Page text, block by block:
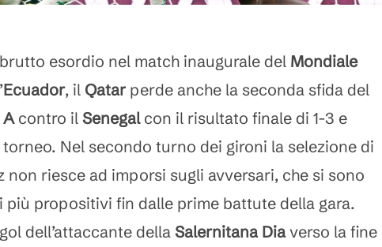
esordio nel match inaugurale del Mondiale
Ecuador, il Qatarperde anche la seconda sfida del
contro il Senegalcon il risultato finale di 1-3 e
Nel secondo turno dei gironi la selezione di
non riesce ad imporsi sugli avversari, che si sono
più propositivi fin dalle prime battute della gara.
dell’attaccante della Salernitana Diaverso la fine